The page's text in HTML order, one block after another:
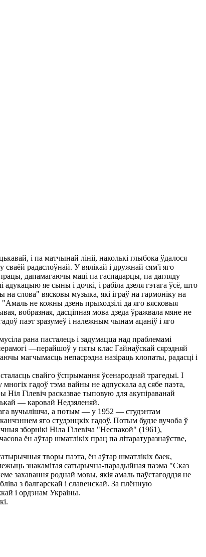
і па матчынай лініі, наколькі глыбока ўдалося
радаслоўнай. У вялікай і дружнай сям'і яго
дапамагаючы маці па гаспадарцы, па дагляду
яе сыны і дочкі, і рабіла дзеля гэтага ўсё, што
на слова" вясковы музыка, які іграў на гармоніку на
не кожны дзень прыходзілі да яго вясковыя
вобразная, дасціпная мова дзеда ўражвала мяне не
паэт зразумеў і належным чынам ацаніў і яго
рана пасталець і задумацца над праблемамі
—перайшоў у пяты клас Гайнаўскай сярэдняй
магчымасць непасрэдна назіраць клопаты, радасці і
свайго ўспрымання ўсенароднай трагедыі. I
гадоў тэма вайны не адпускала ад сябе паэта,
Гілевіч расказвае тыповую для акупіраванай
— каровай Недзяленяй.
вучылішча, а потым — у 1952 — студэнтам
яго студэнцкіх гадоў. Потым будзе вучоба ў
зборнікі Ніла Гілевіча "Неспакой" (1961),
ён аўтар шматлікіх прац па літаратуразнаўстве,
творы паэта, ён аўтар шматлікіх баек,
знакамітая сатырычна-парадыйная паэма "Сказ
захавання роднай мовы, якія амаль паўстагоддзя не
з балгарскай і славенскай. За плённую
і ордэнам Украіны.